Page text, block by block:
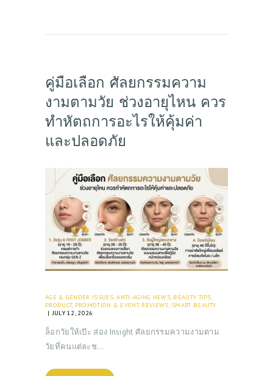
คู่มือเลือก ศัลยกรรมความ
งามตามวัย ช่วงอายุไหน ควร
ทำหัตถการอะไรให้คุ้มค่า
และปลอดภัย
AGE & GENDER ISSUES,ANTI-AGING NEWS, BEAUTY TIPS,
PRODUCT, PROMOTION & EVENT, REVIEWS, SMART BEAUTY
JULY 12, 2026
ล็อกวัยให้เป๊ะ ส่อง Insight ศัลยกรรมความงามตาม
วัยที่คนแต่ละช…